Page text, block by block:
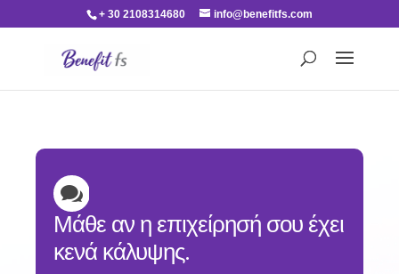
+ 30 2108314680 info@benefitfs.com

Μάθε αν η επιχείρησή σου έχει
κενά κάλυψης.